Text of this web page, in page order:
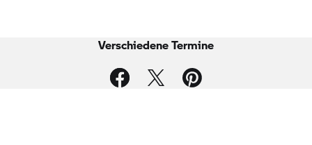
Verschiedene Termine